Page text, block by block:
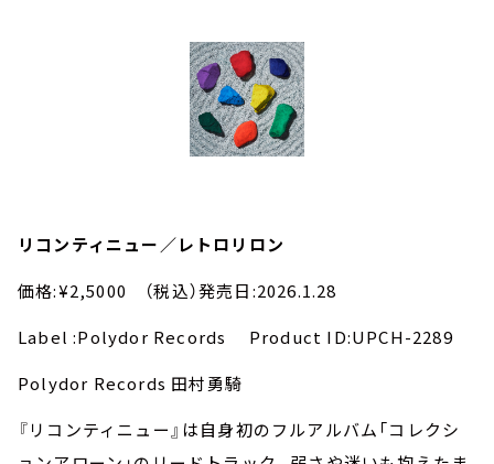
リコンティニュー／レトロリロン
価格:¥2,5000 （税込）発売日:2026.1.28
Label :Polydor Records Product ID:UPCH-2289
Polydor Records 田村勇騎
『リコンティニュー』は自身初のフルアルバム「コレクシ